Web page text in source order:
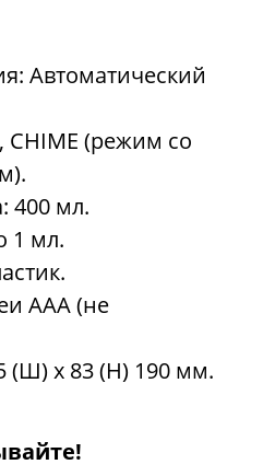
Автоматический
CHIME (режим со
400 мл.
1 мл.
AAA (не
(Ш) х 83 (H) 190 мм.